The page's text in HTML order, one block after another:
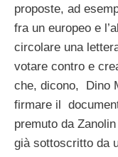
proposte, ad
fra un europeo e
circolare una
votare contro e
che, dicono, Dino
firmare il
premuto da
già sottoscritto da